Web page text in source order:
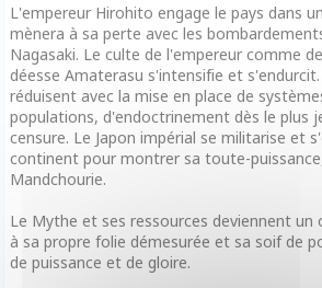
L'empereur Hirohito engage le pays dans
mènera à sa perte avec les
Nagasaki. Le culte de l'empereur comme
déesse Amaterasu s'intensifie et
réduisent avec la mise en place de
populations, d'endoctrinement dès le plus
censure. Le Japon impérial se militarise et
continent pour montrer sa toute-
Mandchourie.
Le Mythe et ses ressources deviennent
à sa propre folie démesurée et sa soif de
de puissance et de gloire.